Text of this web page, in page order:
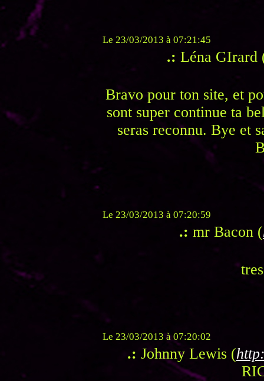
Le 23/03/2013 à 07:21:45
.: Léna GIrard
Bravo pour ton site, et
sont super continue ta
seras reconnu. Bye et
Le 23/03/2013 à 07:20:59
.: mr Bacon (
Le 23/03/2013 à 07:20:02
.: Johnny Lewis (